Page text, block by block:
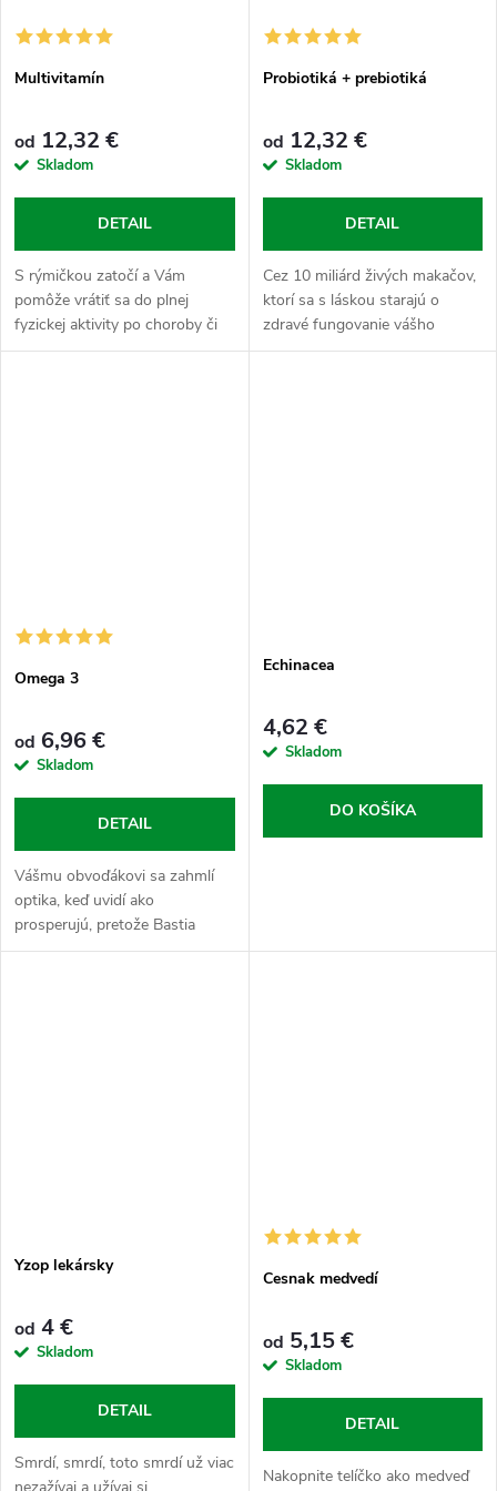
Multivitamín
od 12,32 €
Skladom
DETAIL
S rýmičkou zatočí a Vám
pomôže vrátiť sa do plnej
fyzickej aktivity po choroby či
zranenia. Dopĺňa zásoby
Probiotiká + prebiotiká
od 12,32 €
Skladom
DETAIL
Cez 10 miliárd živých makačov,
ktorí sa s láskou starajú o
zdravé fungovanie vášho
tráviaceho systému, chráni
Omega 3
od 6,96 €
Skladom
DETAIL
Vášmu obvoďákovi sa zahmlí
optika, keď uvidí ako
prosperujú, pretože Bastia
nenasýtené mastné kyseliny,
Echinacea
4,62 €
Skladom
DO KOŠÍKA
Yzop lekársky
od 4 €
Skladom
DETAIL
Smrdí, smrdí, toto smrdí už viac
Cesnak medvedí
od 5,15 €
Skladom
DETAIL
Nakopnite telíčko ako medveď